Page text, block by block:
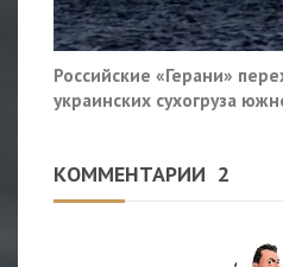
Российские «Герани»
украинских сухогруза
КОММЕНТАРИИ 2